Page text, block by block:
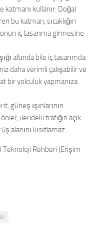
katmanı kullanır: Doğal
bu katman, sıcaklığın
iç tasarıma girmesine
altında bile iç tasarımda
daha verimli çalışabilir ve
bir yolculuk yapmanıza
güneş ışınlarının
ilerideki trafiğin açık
alanını kısıtlamaz.
Teknoloji Rehberi (Erişim